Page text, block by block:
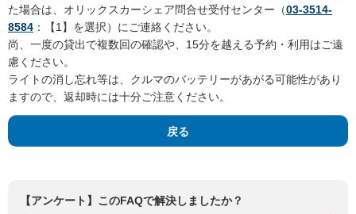
た場合は、オリックスカーシェア問合せ受付センター（03-3514-
8584 ：【1】を選択）にご連絡ください。
尚、一度の貸出で複数回の確認や、15分を越える予約・利用はご遠
慮ください。
ライトの消し忘れ等は、クルマのバッテリーがあがる可能性があり
ますので、返却時には十分ご注意ください。
戻る
【アンケート】このFAQで解決しましたか？